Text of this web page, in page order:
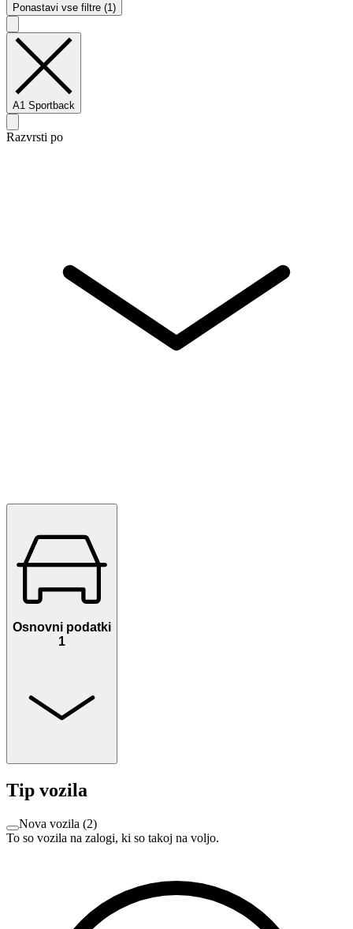
Ponastavi vse filtre (1)
A1 Sportback
Razvrsti po
Osnovni podatki
1
Tip vozila
Nova vozila (2)
To so vozila na zalogi, ki so takoj na voljo.